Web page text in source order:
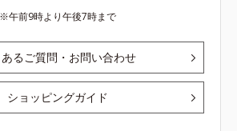
午前9時より午後7時まで
るご質問・お問い合わせ
ショッピングガイド